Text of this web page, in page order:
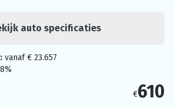
auto specificaties
vanaf € 23.657
€610